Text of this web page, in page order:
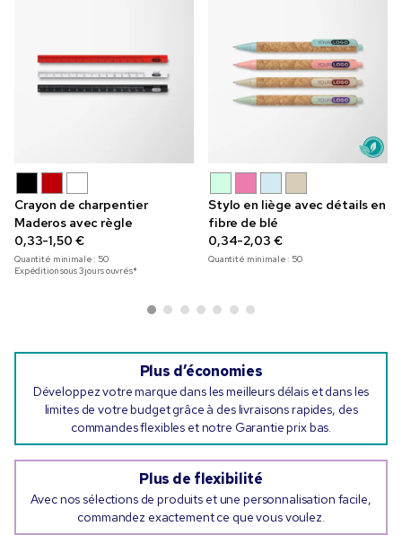
Crayon de charpentier
Maderos avec règle
0,33-1,50 €
Quantité minimale : 50
Expédition sous 3 jours ouvrés*
Stylo en liège avec détails en
fibre de blé
0,34-2,03 €
Quantité minimale : 50
Plus d’économies
Développez votre marque dans les meilleurs délais et dans les
limites de votre budget grâce à des livraisons rapides, des
commandes flexibles et notre Garantie prix bas.
Plus de flexibilité
Avec nos sélections de produits et une personnalisation facile,
commandez exactement ce que vous voulez.